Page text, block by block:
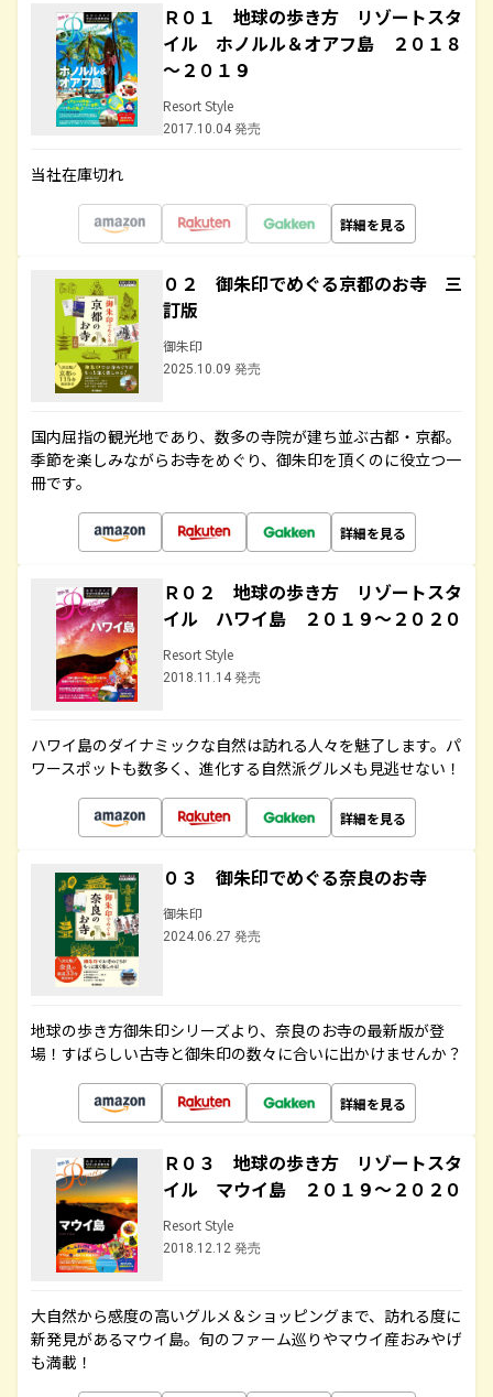
Ｒ０１ 地球の歩き方 リゾートスタ
イル ホノルル＆オアフ島 ２０１８
～２０１９
Resort Style
2017.10.04 発売
当社在庫切れ
詳細を見る
０２ 御朱印でめぐる京都のお寺 三
訂版
御朱印
2025.10.09 発売
国内屈指の観光地であり、数多の寺院が建ち並ぶ古都・京都。
季節を楽しみながらお寺をめぐり、御朱印を頂くのに役立つ一
冊です。
詳細を見る
Ｒ０２ 地球の歩き方 リゾートスタ
イル ハワイ島 ２０１９～２０２０
Resort Style
2018.11.14 発売
ハワイ島のダイナミックな自然は訪れる人々を魅了します。パ
ワースポットも数多く、進化する自然派グルメも見逃せない！
詳細を見る
０３ 御朱印でめぐる奈良のお寺
御朱印
2024.06.27 発売
地球の歩き方御朱印シリーズより、奈良のお寺の最新版が登
場！すばらしい古寺と御朱印の数々に合いに出かけませんか？
詳細を見る
Ｒ０３ 地球の歩き方 リゾートスタ
イル マウイ島 ２０１９～２０２０
Resort Style
2018.12.12 発売
大自然から感度の高いグルメ＆ショッピングまで、訪れる度に
新発見があるマウイ島。旬のファーム巡りやマウイ産おみやげ
も満載！